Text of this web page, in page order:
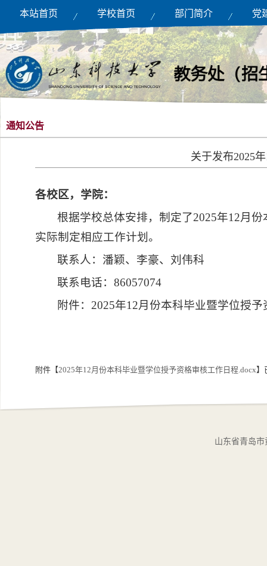
本站首页 学校首页 部门简介 党
通知公告
关于发布2025
各校区，学院：
根据学校总体安排，制定了2025年12月
实际制定相应工作计划。
联系人：潘颖、李豪、刘伟科
联系电话：86057074
附件：2025年12月份本科毕业暨学位授
附件【2025年12月份本科毕业暨学位授予资格审核工作日程.docx】
山东省青岛